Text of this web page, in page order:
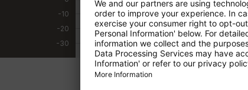
-10
-20
-30